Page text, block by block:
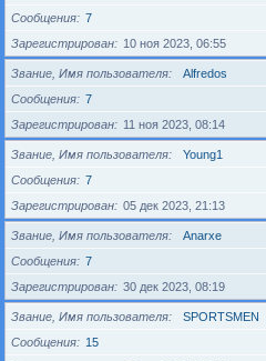
Сообщения
7
Зарегистрирован
10 ноя 2023, 06:55
Звание, Имя пользователя
Alfredos
Сообщения
7
Зарегистрирован
11 ноя 2023, 08:14
Звание, Имя пользователя
Young1
Сообщения
7
Зарегистрирован
05 дек 2023, 21:13
Звание, Имя пользователя
Anarxe
Сообщения
7
Зарегистрирован
30 дек 2023, 08:19
Звание, Имя пользователя
SPORTSMEN
Сообщения
15